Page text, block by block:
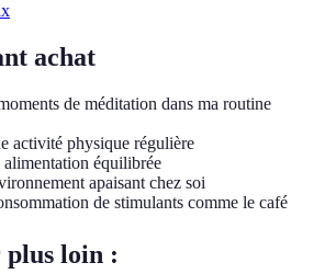
achat
de méditation dans ma routine
activité physique régulière
équilibrée
apaisant chez soi
de stimulants comme le café
loin :